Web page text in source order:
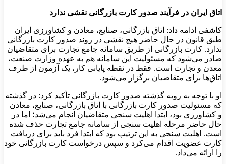
اتاق ایران در فرآیند صدور کارت بازرگانی نقشی ندارد
کاشفی ادامه داد: اتاق بازرگانی، صنایع، معادن و کشاورزی ایران
طبق قانون در حال حاضر هیچ نقشی در روند صدور کارت بازرگانی
ندارد. کارت بازرگانی از طریق سامانه جامع تجارت برای متقاضیان
صادر می‌شود که مسئولیت این سامانه هم به عهده وزارت صنعت،
معدن و تجارت است. فقط در نقطه پایانی کار، یک آزمون از طرف
اتاق‌ها برای متقاضیان برگزار می‌شود.
او با توجه به رویه گذشته صدور کارت بازرگانی تأکید کرد: در گذشته
که مسئولیت صدور کارت بازرگانی با اتاق بازرگانی، صنایع، معادن
و کشاورزی بود، ابتدا اهلیت سنجی متقاضیان انجام می‌شد؛ اما در
حال حاضر مرحله اهلیت سنجی از سامانه جامع تجارت حذف شده
است. اهلیت سنجی به این ترتیب بود که ابتدا فرد باید برای دریافت
کارت عضویت اقدام می‌کرد و سپس درخواست کارت بازرگانی خود
را ارائه می‌داد.